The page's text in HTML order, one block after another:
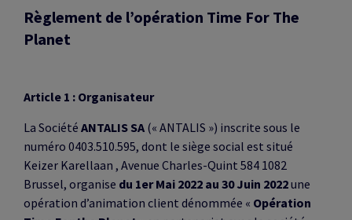
PERFORMANCE
GIESSEN
Règlement de l’opération Time For The
Planet
Article 1 : Organisateur
La Société ANTALIS SA (« ANTALIS ») inscrite sous le
numéro 0403.510.595, dont le siège social est situé
Keizer Karellaan , Avenue Charles-Quint 584 1082
Brussel, organise du 1er Mai 2022 au 30 Juin 2022une
opération d’animation client dénommée « Opération